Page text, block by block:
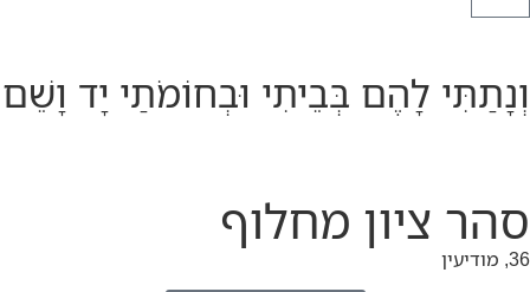
וְנָתַתִּי לָהֶם בְּבֵיתִי וּבְחוֹמֹתַי יָד וָשֵׁם
סהר ציון מחלוף
36, מודיעין